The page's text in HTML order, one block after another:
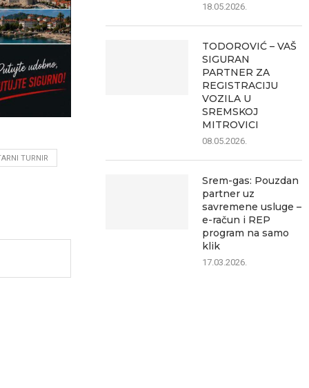
TURNIR
18.05.2026.
TODOROVIĆ – VAŠ
SIGURAN
PARTNER ZA
REGISTRACIJU
VOZILA U
SREMSKOJ
MITROVICI
08.05.2026.
Srem-gas: Pouzdan
partner uz
savremene usluge –
e-račun i REP
program na samo
klik
17.03.2026.